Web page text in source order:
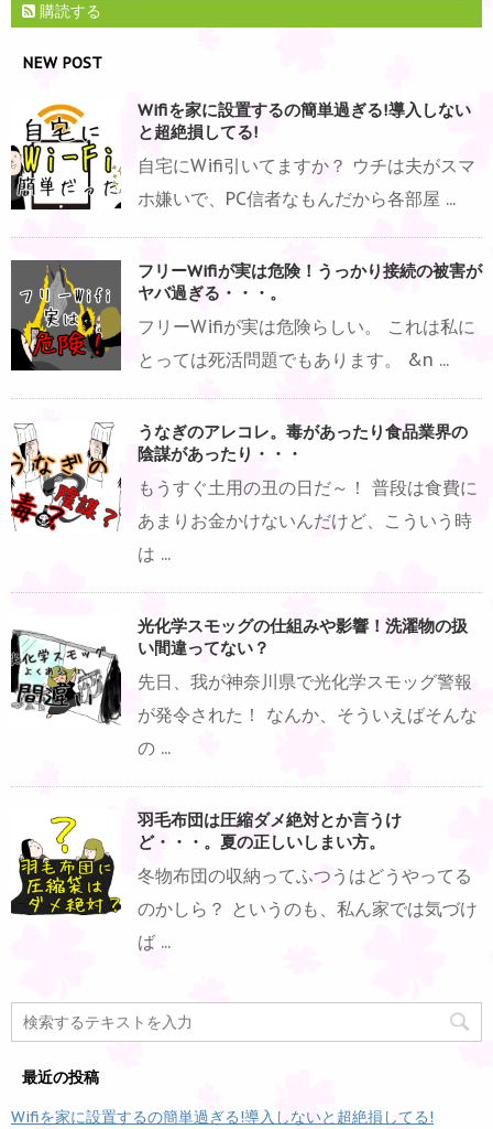
購読する
NEW POST
Wifiを家に設置するの簡単過ぎる!導入しない
と超絶損してる!
自宅にWifi引いてますか？ ウチは夫がスマ
ホ嫌いで、PC信者なもんだから各部屋 ...
フリーWifiが実は危険！うっかり接続の被害が
ヤバ過ぎる・・・。
フリーWifiが実は危険らしい。 これは私に
とっては死活問題でもあります。 &n ...
うなぎのアレコレ。毒があったり食品業界の
陰謀があったり・・・
もうすぐ土用の丑の日だ～！ 普段は食費に
あまりお金かけないんだけど、こういう時
は ...
光化学スモッグの仕組みや影響！洗濯物の扱
い間違ってない？
先日、我が神奈川県で光化学スモッグ警報
が発令された！ なんか、そういえばそんな
の ...
羽毛布団は圧縮ダメ絶対とか言うけ
ど・・・。夏の正しいしまい方。
冬物布団の収納ってふつうはどうやってる
のかしら？ というのも、私ん家では気づけ
ば ...
最近の投稿
Wifiを家に設置するの簡単過ぎる!導入しないと超絶損してる!